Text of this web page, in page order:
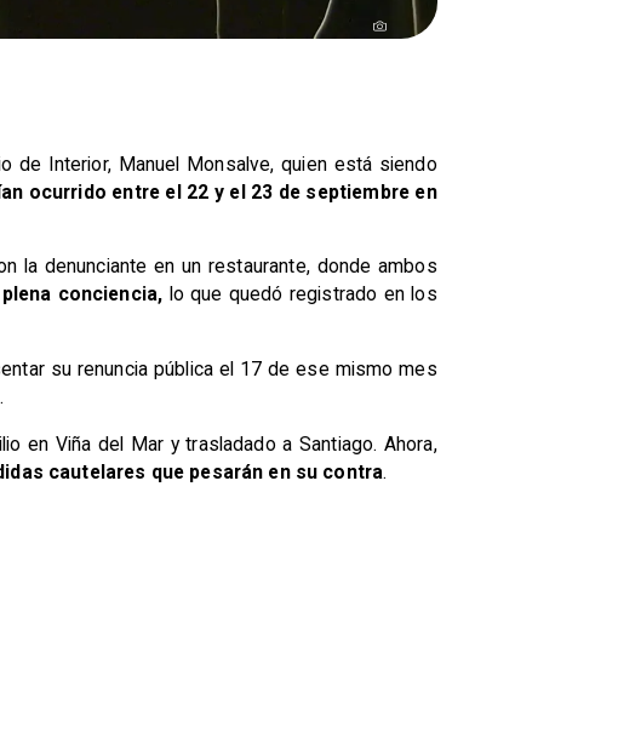
de Interior, Manuel Monsalve, quien está siendo
ocurrido entre el 22 y el 23 de septiembre en
la denunciante en un restaurante, donde ambos
conciencia, lo que quedó registrado en los
su renuncia pública el 17 de ese mismo mes
.
en Viña del Mar y trasladado a Santiago. Ahora,
cautelares que pesarán en su contra.